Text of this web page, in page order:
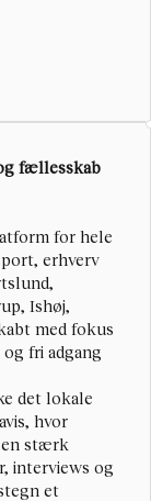
fællesskab
for hele
erhverv
Ishøj,
med fokus
fri adgang
det lokale
hvor
en stærk
interviews og
et